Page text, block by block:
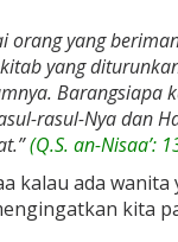
orang yang
kitab yang
Barangsiapa
rasul-Nya dan
(Q.S. an-Nisaa’:
kalau ada
kita